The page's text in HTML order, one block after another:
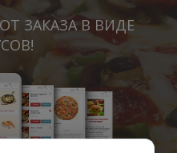
ЗАКАЗА В ВИДЕ